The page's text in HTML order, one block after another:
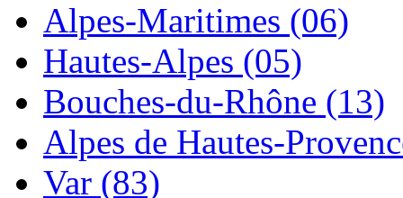
Alpes-Maritimes (06)
Hautes-Alpes (05)
Bouches-du-Rhône (13)
Alpes de Hautes-
Var (83)